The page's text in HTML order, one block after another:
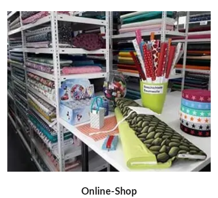
Online-Shop